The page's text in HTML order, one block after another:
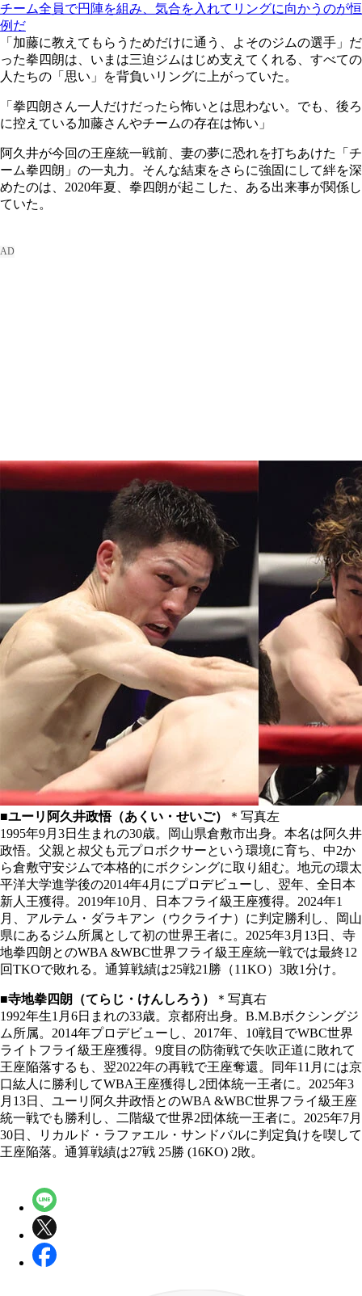
チーム全員で円陣を組み、気合を入れてリングに向かうのが恒
例だ
「加藤に教えてもらうためだけに通う、よそのジムの選手」だ
った拳四朗は、いまは三迫ジムはじめ支えてくれる、すべての
人たちの「思い」を背負いリングに上がっていた。
「拳四朗さん一人だけだったら怖いとは思わない。でも、後ろ
に控えている加藤さんやチームの存在は怖い」
阿久井が今回の王座統一戦前、妻の夢に恐れを打ちあけた「チ
ーム拳四朗」の一丸力。そんな結束をさらに強固にして絆を深
めたのは、2020年夏、拳四朗が起こした、ある出来事が関係し
ていた。
■ユーリ阿久井政悟（あくい・せいご）
＊写真左
1995年9月3日生まれの30歳。岡山県倉敷市出身。本名は阿久井
政悟。父親と叔父も元プロボクサーという環境に育ち、中2か
ら倉敷守安ジムで本格的にボクシングに取り組む。地元の環太
平洋大学進学後の2014年4月にプロデビューし、翌年、全日本
新人王獲得。2019年10月、日本フライ級王座獲得。2024年1
月、アルテム・ダラキアン（ウクライナ）に判定勝利し、岡山
県にあるジム所属として初の世界王者に。2025年3月13日、寺
地拳四朗とのWBA &WBC世界フライ級王座統一戦では最終12
回TKOで敗れる。通算戦績は25戦21勝（11KO）3敗1分け。
■寺地拳四朗（てらじ・けんしろう）
＊写真右
1992年生1月6日まれの33歳。京都府出身。B.M.Bボクシングジ
ム所属。2014年プロデビューし、2017年、10戦目でWBC世界
ライトフライ級王座獲得。9度目の防衛戦で矢吹正道に敗れて
王座陥落するも、翌2022年の再戦で王座奪還。同年11月には京
口紘人に勝利してWBA王座獲得し2団体統一王者に。2025年3
月13日、ユーリ阿久井政悟とのWBA &WBC世界フライ級王座
統一戦でも勝利し、二階級で世界2団体統一王者に。2025年7月
30日、リカルド・ラファエル・サンドバルに判定負けを喫して
王座陥落。通算戦績は27戦 25勝 (16KO) 2敗。